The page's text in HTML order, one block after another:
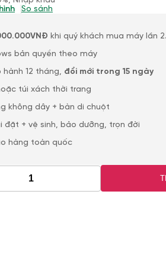
So sánh
khi quý khách mua máy lần 2.
bản quyền theo máy
12 tháng, đổi mới trong 15 ngày
túi xách thời trang
không dây + bàn di chuột
đặt + vệ sinh, bảo dưỡng, trọn đời
hàng toàn quốc